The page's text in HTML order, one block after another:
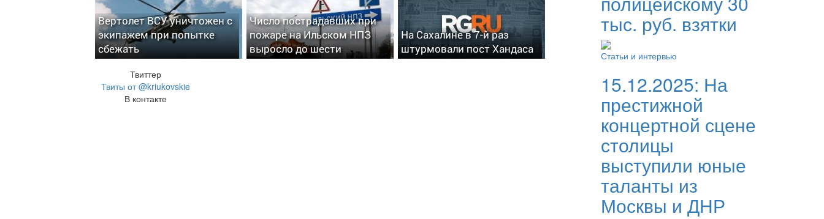
Вертолет ВСУ уничтожен с
экипажем при попытке
сбежать
Число пострадавших при
пожаре на Ильском НПЗ
выросло до шести
На Сахалине в 7-й раз
штурмовали пост Хандаса
Твиттер
Твиты от @kriukovskie
В контакте
тыс. руб. взятки
Статьи и интервью
15.12.2025: На
престижной
концертной сцене
столицы
выступили юные
таланты из
Москвы и ДНР